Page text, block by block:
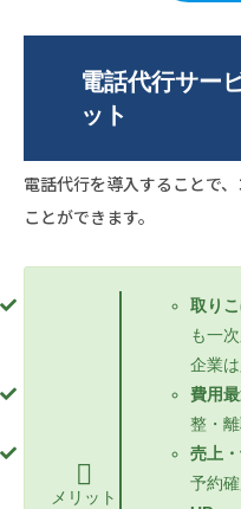
電話代行サー
ット
電話代行を導入することで
ことができます。
メリット
取り
も一
企業は
費用
整・
売上
予約